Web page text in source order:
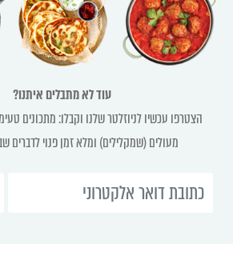
עוד לא מתבלים איתנו?
הצטרפו עכשיו לניוזלטר שלנו וקבלו: מתכונים
מעולים (שמקלילים) ומלא זמן פנוי לדברים